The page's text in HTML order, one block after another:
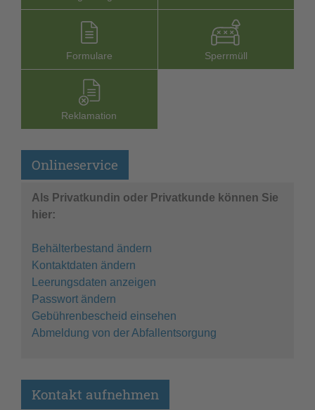
Formu­lare Sperr­müll
Reklamation
Onlineservice
Als Privatkundin oder Privatkunde können Sie
hier:
Behälterbestand ändern
Kontaktdaten ändern
Leerungsdaten anzeigen
Passwort ändern
Gebührenbescheid einsehen
Abmeldung von der Abfallentsorgung
Kontakt aufnehmen